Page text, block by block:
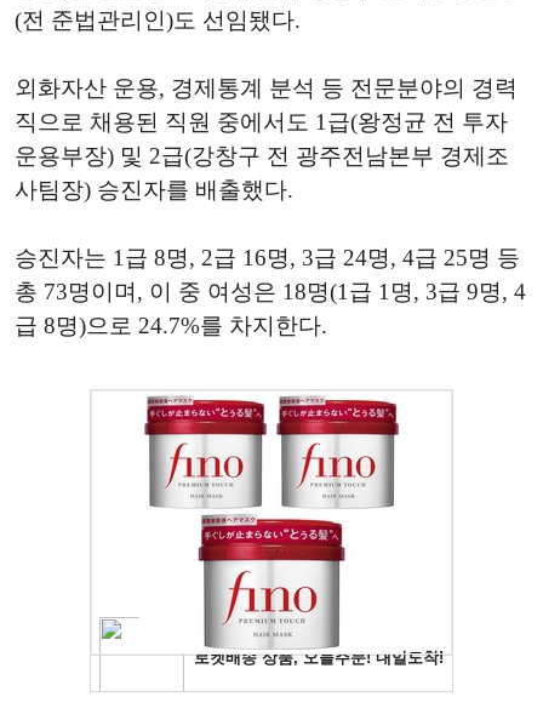
(전 준법관리인)도 선임됐다.
외화자산 운용, 경제통계 분석 등 전문분야의 경력
직으로 채용된 직원 중에서도 1급(왕정균 전 투자
운용부장) 및 2급(강창구 전 광주전남본부 경제조
사팀장) 승진자를 배출했다.
승진자는 1급 8명, 2급 16명, 3급 24명, 4급 25명 등
총 73명이며, 이 중 여성은 18명(1급 1명, 3급 9명, 4
급 8명)으로 24.7%를 차지한다.